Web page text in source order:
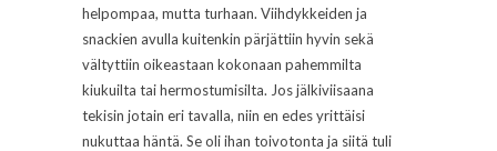
helpompaa, mutta turhaan. Viihdykkeiden ja
snackien avulla kuitenkin pärjättiin hyvin sekä
vältyttiin oikeastaan kokonaan pahemmilta
kiukuilta tai hermostumisilta. Jos jälkiviisaana
tekisin jotain eri tavalla, niin en edes yrittäisi
nukuttaa häntä. Se oli ihan toivotonta ja siitä tuli